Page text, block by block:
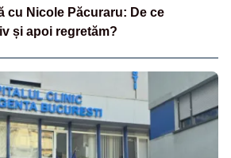
cu Nicole Păcuraru: De ce
și apoi regretăm?